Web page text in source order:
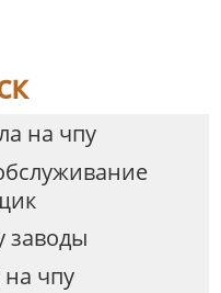
на чпу
заводы
чпу